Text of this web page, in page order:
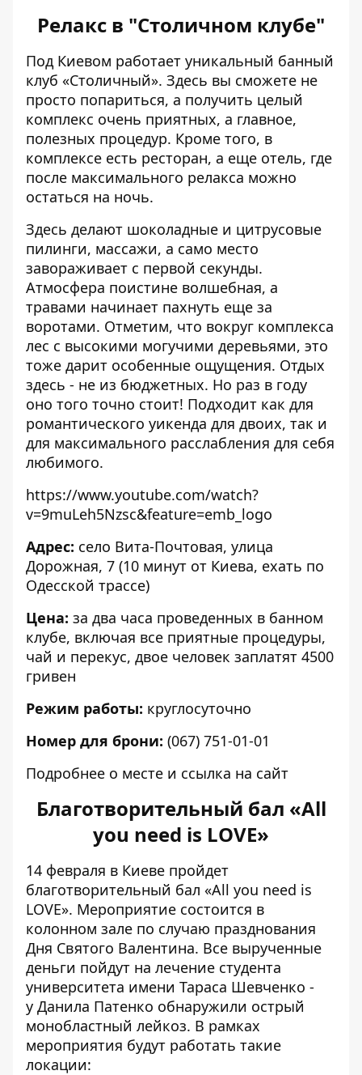
Релакс в "Столичном клубе"
Под Киевом работает уникальный банный
клуб «Столичный». Здесь вы сможете не
просто попариться, а получить целый
комплекс очень приятных, а главное,
полезных процедур. Кроме того, в
комплексе есть ресторан, а еще отель, где
после максимального релакса можно
остаться на ночь.
Здесь делают шоколадные и цитрусовые
пилинги, массажи, а само место
завораживает с первой секунды.
Атмосфера поистине волшебная, а
травами начинает пахнуть еще за
воротами. Отметим, что вокруг комплекса
лес с высокими могучими деревьями, это
тоже дарит особенные ощущения. Отдых
здесь - не из бюджетных. Но раз в году
оно того точно стоит! Подходит как для
романтического уикенда для двоих, так и
для максимального расслабления для себя
любимого.
https://www.youtube.com/watch?
v=9muLeh5Nzsc&feature=emb_logo
Адрес: село Вита-Почтовая, улица
Дорожная, 7 (10 минут от Киева, ехать по
Одесской трассе)
Цена: за два часа проведенных в банном
клубе, включая все приятные процедуры,
чай и перекус, двое человек заплатят 4500
гривен
Режим работы: круглосуточно
Номер для брони: (067) 751-01-01
Подробнее о месте и ссылка на сайт
Благотворительный бал «All
you need is LOVE»
14 февраля в Киеве пройдет
благотворительный бал «All you need is
LOVE». Мероприятие состоится в
колонном зале по случаю празднования
Дня Святого Валентина. Все вырученные
деньги пойдут на лечение студента
университета имени Тараса Шевченко -
у Данила Патенко обнаружили острый
монобластный лейкоз. В рамках
мероприятия будут работать такие
локации: